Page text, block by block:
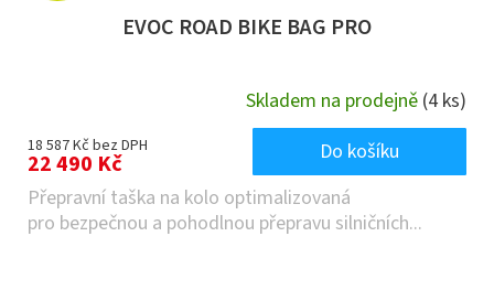
EVOC ROAD BIKE BAG PRO
Skladem na prodejně (4 ks)
18 587 Kč bez DPH
22 490 Kč
Do košíku
Přepravní taška na kolo optimalizovaná
pro bezpečnou a pohodlnou přepravu silničních...